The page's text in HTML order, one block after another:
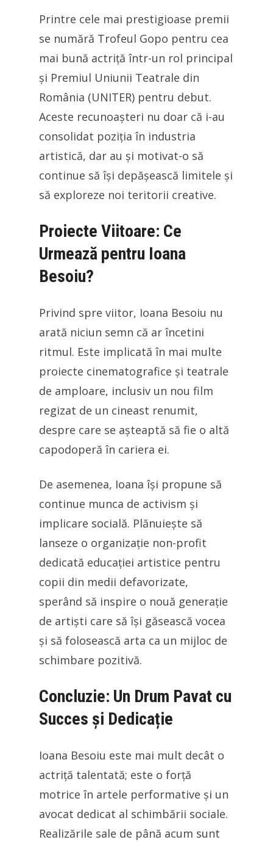
Printre cele mai prestigioase premii
se numără Trofeul Gopo pentru cea
mai bună actriță într-un rol principal
și Premiul Uniunii Teatrale din
România (UNITER) pentru debut.
Aceste recunoașteri nu doar că i-au
consolidat poziția în industria
artistică, dar au și motivat-o să
continue să își depășească limitele și
să exploreze noi teritorii creative.
Proiecte Viitoare: Ce
Urmează pentru Ioana
Besoiu?
Privind spre viitor, Ioana Besoiu nu
arată niciun semn că ar încetini
ritmul. Este implicată în mai multe
proiecte cinematografice și teatrale
de amploare, inclusiv un nou film
regizat de un cineast renumit,
despre care se așteaptă să fie o altă
capodoperă în cariera ei.
De asemenea, Ioana își propune să
continue munca de activism și
implicare socială. Plănuiește să
lanseze o organizație non-profit
dedicată educației artistice pentru
copii din medii defavorizate,
sperând să inspire o nouă generație
de artiști care să își găsească vocea
și să folosească arta ca un mijloc de
schimbare pozitivă.
Concluzie: Un Drum Pavat cu
Succes și Dedicație
Ioana Besoiu este mai mult decât o
actriță talentată; este o forță
motrice în artele performative și un
avocat dedicat al schimbării sociale.
Realizările sale de până acum sunt